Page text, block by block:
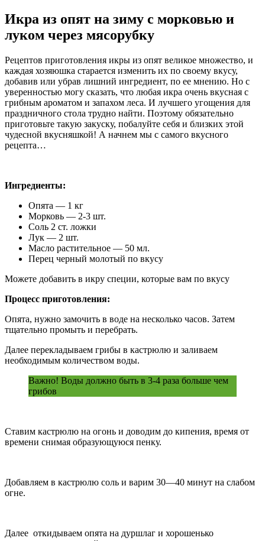
Икра из опят на зиму с морковью и
луком через мясорубку
Рецептов приготовления икры из опят великое множество, и
каждая хозяюшка старается изменить их по своему вкусу,
добавив или убрав лишний ингредиент, по ее мнению. Но с
уверенностью могу сказать, что любая икра очень вкусная с
грибным ароматом и запахом леса. И лучшего угощения для
праздничного стола трудно найти. Поэтому обязательно
приготовьте такую закуску, побалуйте себя и близких этой
чудесной вкусняшкой! А начнем мы с самого вкусного
рецепта…
Ингредиенты:
Опята — 1 кг
Морковь — 2-3 шт.
Соль 2 ст. ложки
Лук — 2 шт.
Масло растительное — 50 мл.
Перец черный молотый по вкусу
Можете добавить в икру специи, которые вам по вкусу
Процесс приготовления:
Опята, нужно замочить в воде на несколько часов. Затем
тщательно промыть и перебрать.
Далее перекладываем грибы в кастрюлю и заливаем
необходимым количеством воды.
Важно! Воды должно быть в 3-4 раза больше чем
грибов
Ставим кастрюлю на огонь и доводим до кипения, время от
времени снимая образующуюся пенку.
Добавляем в кастрюлю соль и варим 30—40 минут на слабом
огне.
Далее откидываем опята на дуршлаг и хорошенько